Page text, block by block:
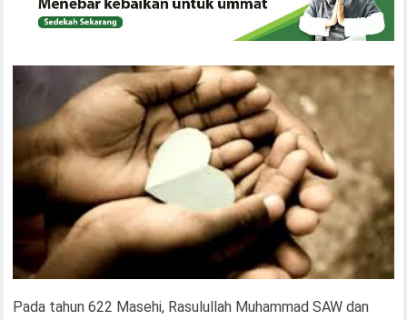
Pada tahun 622 Masehi, Rasulullah Muhammad SAW dan